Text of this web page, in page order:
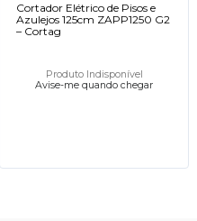
Cortador Elétrico de Pisos e
Azulejos 125cm ZAPP1250 G2
– Cortag
Produto Indisponível
Avise-me quando chegar